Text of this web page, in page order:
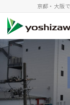
京都・大阪